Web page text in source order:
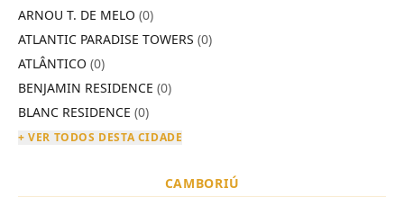
ARNOU T. DE MELO (0)
ATLANTIC PARADISE TOWERS (0)
ATLÂNTICO (0)
BENJAMIN RESIDENCE (0)
BLANC RESIDENCE (0)
+ VER TODOS DESTA CIDADE
CAMBORIÚ